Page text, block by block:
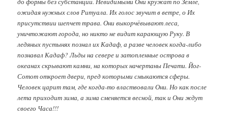
ожидая нужных слов Ритуала. Их голос звучит в ветре, о Их
присутствии шепчет трава. Они выкорчёвывают леса,
уничтожают города, но никто не видит карающую Руку. В
ледяных пустынях познал их Кадаф, а разве человек когда-либо
познавал Кадаф? Льды на севере и затопленные острова в
океанах скрывают камни, на которых начертаны Печати. Йог-
Сотот откроет двери, пред которыми смыкаются сферы.
Человек царит там, где когда-то властвовали Они. Но как после
лета приходит зима, а зима сменяется весной, так и Они ждут
своего Часа!!!